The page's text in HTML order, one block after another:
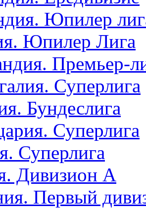
Юпилер
Юпилер Лига
Премьер-
Суперлига
Бундеслига
Суперлига
Суперлига
Дивизион А
Первый